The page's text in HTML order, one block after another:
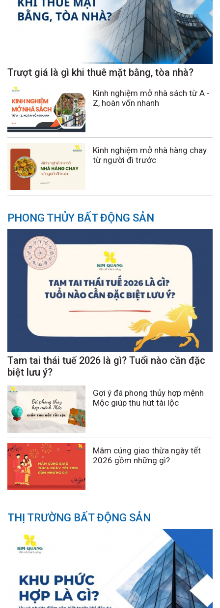
Trượt giá là gì khi thuê mặt bằng, tòa nhà?
Kinh nghiệm mở nhà sách từ A -
Z, hoàn vốn nhanh
Kinh nghiệm mở nhà hàng chay
từ người đi trước
PHONG THỦY BẤT ĐỘNG SẢN
Tam tai thái tuế 2026 là gì? Tuổi nào cần đặc
biệt lưu ý?
Gợi ý đá phong thủy hợp mệnh
Mộc giúp thu hút tài lộc
Mâm cúng giao thừa ngày tết
2026 gồm những gì?
THỊ TRƯỜNG BẤT ĐỘNG SẢN